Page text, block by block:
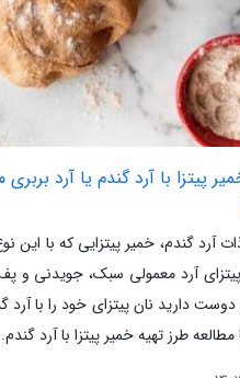
پیتزا با آرد گندم یا آرد
آرد گندم، خمیر پیتزایی که با این
آرد معمولی سبک، جویدنی و
دارید نان پیتزای خود را با آرد
مطالعه طرز تهیه خمیر پیتزا با آرد